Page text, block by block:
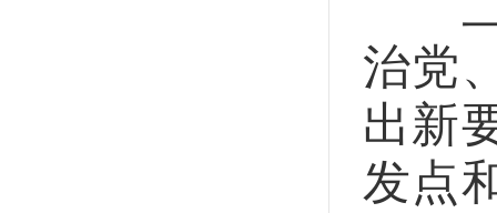
治党
出新
发点